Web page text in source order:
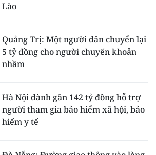
Lào
Quảng Trị: Một người dân chuyển lại
5 tỷ đồng cho người chuyển khoản
nhầm
Hà Nội dành gần 142 tỷ đồng hỗ trợ
người tham gia bảo hiểm xã hội, bảo
hiểm y tế